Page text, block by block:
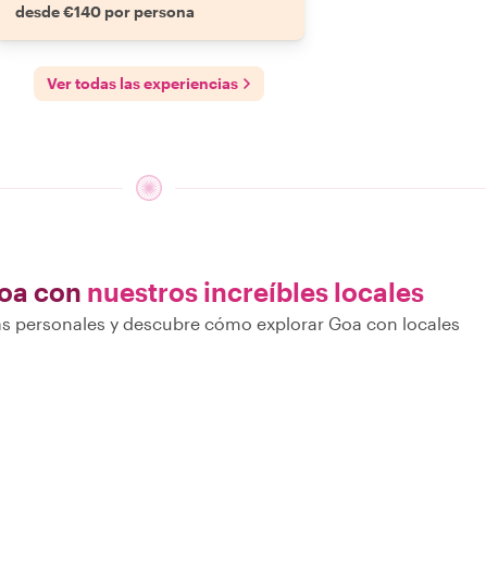
desde €140 por persona
Ver todas las experiencias
con nuestros increíbles locales
personales y descubre cómo explorar Goa con locales